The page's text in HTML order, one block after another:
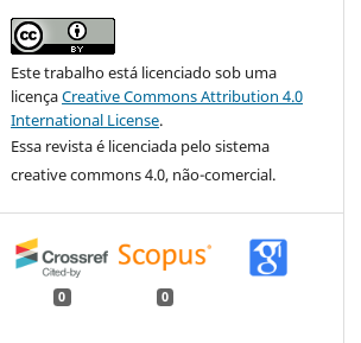
Este trabalho está licenciado sob uma
licençaCreative Commons Attribution 4.0
International License.
Essa revista é licenciada pelo sistema
creative commons 4.0, não-comercial.
0 0